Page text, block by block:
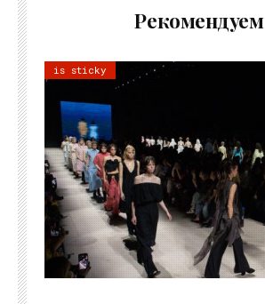
Рекомендуем
is sticky